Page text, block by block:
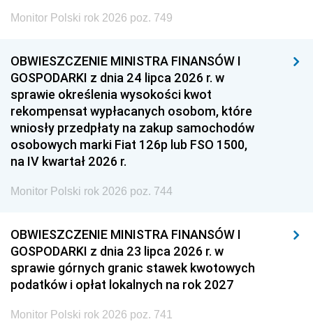
Monitor Polski rok 2026 poz. 749
OBWIESZCZENIE MINISTRA FINANSÓW I
GOSPODARKI z dnia 24 lipca 2026 r. w
sprawie określenia wysokości kwot
rekompensat wypłacanych osobom, które
wniosły przedpłaty na zakup samochodów
osobowych marki Fiat 126p lub FSO 1500,
na IV kwartał 2026 r.
Monitor Polski rok 2026 poz. 744
OBWIESZCZENIE MINISTRA FINANSÓW I
GOSPODARKI z dnia 23 lipca 2026 r. w
sprawie górnych granic stawek kwotowych
podatków i opłat lokalnych na rok 2027
Monitor Polski rok 2026 poz. 741